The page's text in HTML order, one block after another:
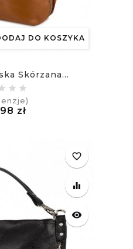
DO KOSZYKA
Skórzana...
zł
favorite_border
equalizer
visibility